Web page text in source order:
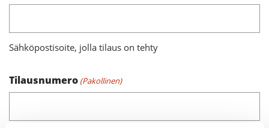
Sähköpostisoite, jolla tilaus on tehty
Tilausnumero (Pakollinen)